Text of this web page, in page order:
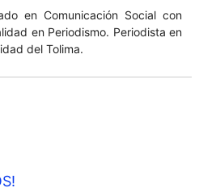
en Comunicación Social con
en Periodismo. Periodista en
del Tolima.